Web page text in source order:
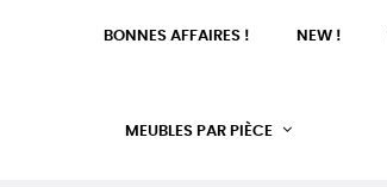
BONNES AFFAIRES ! NEW !
MEUBLES PAR PIÈCE